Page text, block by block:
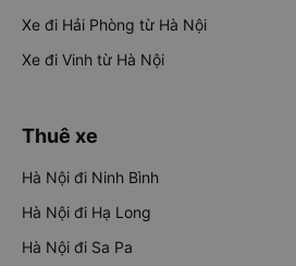
Xe đi Hải Phòng từ Hà Nội
Xe đi Vinh từ Hà Nội
Thuê xe
Hà Nội đi Ninh Bình
Hà Nội đi Hạ Long
Hà Nội đi Sa Pa